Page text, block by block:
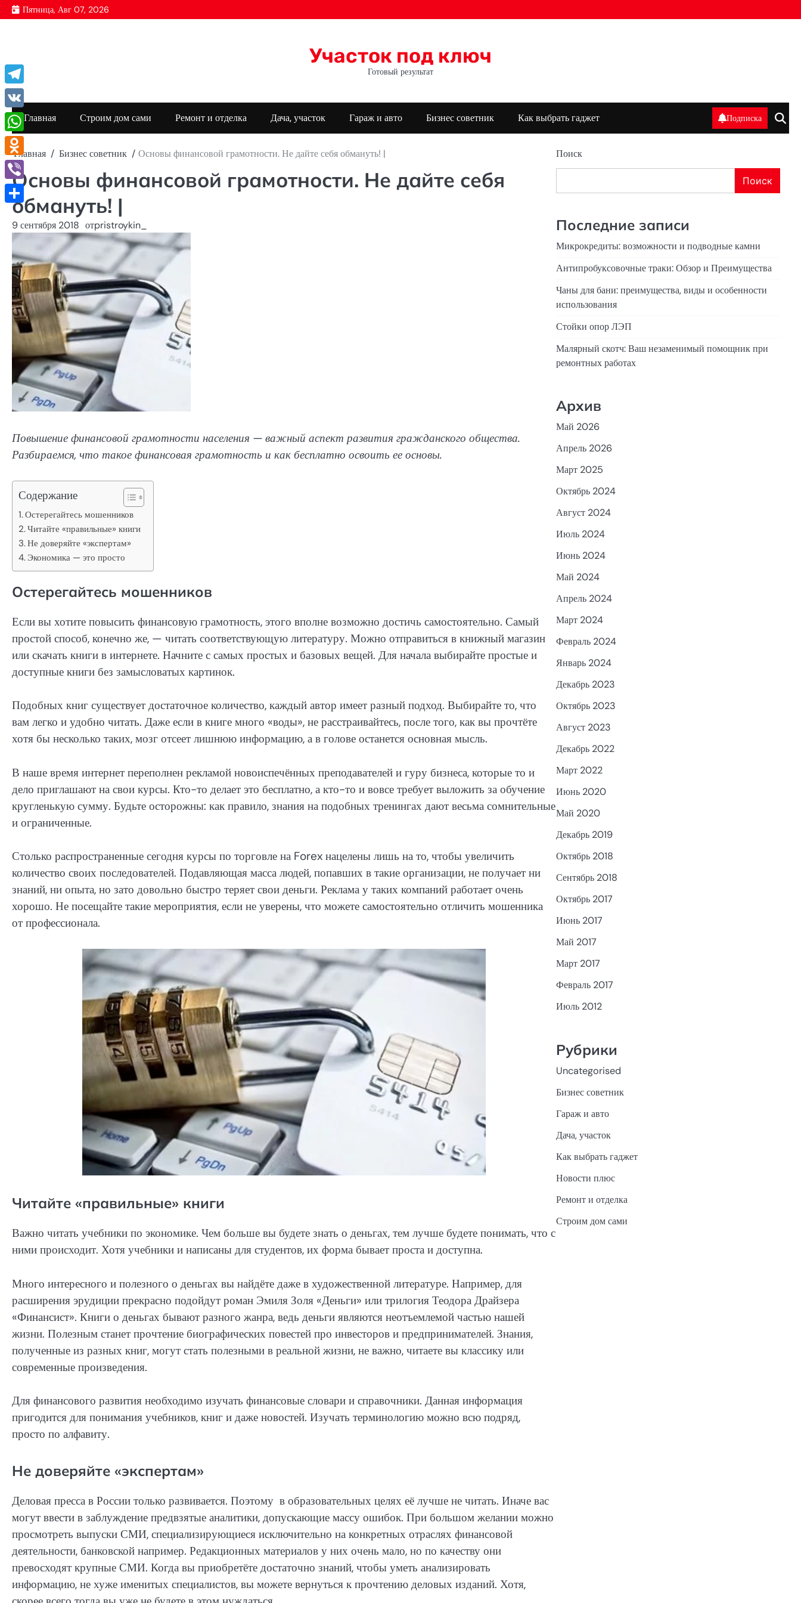
Перейти
к
Пятница, Авг 07, 2026
Участок под ключ
Готовый результат
Главная Строим дом сами Ремонт и отделка Дача, участок Гараж и авто Бизнес советник Как выбрать гаджет Подписка
Главная Бизнес советник Основы финансовой грамотности. Не дайте себя обмануть! |
Основы финансовой грамотности. Не дайте себя
обмануть! |
9 сентября 2018 отpristroykin_
Повышение финансовой грамотности населения — важный аспект развития гражданского общества.
Разбираемся, что такое финансовая грамотность и как бесплатно освоить ее основы.
Содержание
Остерегайтесь мошенников
Читайте «правильные» книги
Не доверяйте «экспертам»
Экономика — это просто
Остерегайтесь мошенников
Если вы хотите повысить финансовую грамотность, этого вполне возможно достичь самостоятельно. Самый
простой способ, конечно же, — читать соответствующую литературу. Можно отправиться в книжный магазин
или скачать книги в интернете. Начните с самых простых и базовых вещей. Для начала выбирайте простые и
доступные книги без замысловатых картинок.
Подобных книг существует достаточное количество, каждый автор имеет разный подход. Выбирайте то, что
вам легко и удобно читать. Даже если в книге много «воды», не расстраивайтесь, после того, как вы прочтёте
хотя бы несколько таких, мозг отсеет лишнюю информацию, а в голове останется основная мысль.
В наше время интернет переполнен рекламой новоиспечённых преподавателей и гуру бизнеса, которые то и
дело приглашают на свои курсы. Кто-то делает это бесплатно, а кто-то и вовсе требует выложить за обучение
кругленькую сумму. Будьте осторожны: как правило, знания на подобных тренингах дают весьма сомнительные
и ограниченные.
Столько распространенные сегодня курсы по торговле на Forex нацелены лишь на то, чтобы увеличить
количество своих последователей. Подавляющая масса людей, попавших в такие организации, не получает ни
знаний, ни опыта, но зато довольно быстро теряет свои деньги. Реклама у таких компаний работает очень
хорошо. Не посещайте такие мероприятия, если не уверены, что можете самостоятельно отличить мошенника
от профессионала.
Читайте «правильные» книги
Важно читать учебники по экономике. Чем больше вы будете знать о деньгах, тем лучше будете понимать, что с
ними происходит. Хотя учебники и написаны для студентов, их форма бывает проста и доступна.
Много интересного и полезного о деньгах вы найдёте даже в художественной литературе. Например, для
расширения эрудиции прекрасно подойдут роман Эмиля Золя «Деньги» или трилогия Теодора Драйзера
«Финансист». Книги о деньгах бывают разного жанра, ведь деньги являются неотъемлемой частью нашей
жизни. Полезным станет прочтение биографических повестей про инвесторов и предпринимателей. Знания,
полученные из разных книг, могут стать полезными в реальной жизни, не важно, читаете вы классику или
современные произведения.
Для финансового развития необходимо изучать финансовые словари и справочники. Данная информация
пригодится для понимания учебников, книг и даже новостей. Изучать терминологию можно всю подряд,
просто по алфавиту.
Не доверяйте «экспертам»
Деловая пресса в России только развивается. Поэтому в образовательных целях её лучше не читать. Иначе вас
могут ввести в заблуждение предвзятые аналитики, допускающие массу ошибок. При большом желании можно
просмотреть выпуски СМИ, специализирующиеся исключительно на конкретных отраслях финансовой
деятельности, банковской например. Редакционных материалов у них очень мало, но по качеству они
превосходят крупные СМИ. Когда вы приобретёте достаточно знаний, чтобы уметь анализировать
информацию, не хуже именитых специалистов, вы можете вернуться к прочтению деловых изданий. Хотя,
Поиск
Поиск
Последние записи
Микрокредиты: возможности и подводные камни
Антипробуксовочные траки: Обзор и Преимущества
Чаны для бани: преимущества, виды и особенности
использования
Стойки опор ЛЭП
Малярный скотч: Ваш незаменимый помощник при
ремонтных работах
Архив
Май 2026
Апрель 2026
Март 2025
Октябрь 2024
Август 2024
Июль 2024
Июнь 2024
Май 2024
Апрель 2024
Март 2024
Февраль 2024
Январь 2024
Декабрь 2023
Октябрь 2023
Август 2023
Декабрь 2022
Март 2022
Июнь 2020
Май 2020
Декабрь 2019
Октябрь 2018
Сентябрь 2018
Октябрь 2017
Июнь 2017
Май 2017
Март 2017
Февраль 2017
Июль 2012
Рубрики
Uncategorised
Бизнес советник
Гараж и авто
Дача, участок
Как выбрать гаджет
Новости плюс
Ремонт и отделка
Строим дом сами
Telegram
VK
WhatsApp
Odnoklassniki
Viber
Отправить